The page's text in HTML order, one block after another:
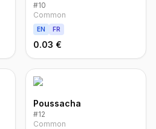
#10
Common
EN FR
0.03 €
Poussacha
#12
Common